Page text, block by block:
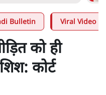
Bulletin Viral Video
को ही
कोर्ट